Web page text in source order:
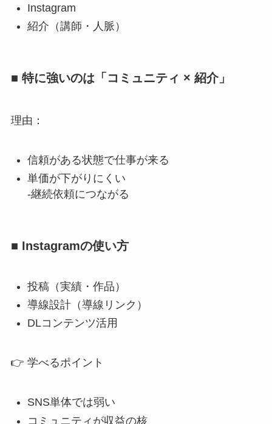
Instagram
紹介（講師・人脈）
■ 特に強いのは「コミュニティ × 紹介」
理由：
信頼がある状態で仕事が来る
単価が下がりにくい
-継続依頼につながる
■ Instagramの使い方
投稿（実績・作品）
導線設計（導線リンク）
DLコンテンツ活用
👉 学べるポイント
SNS単体では弱い
コミュニティが収益の核